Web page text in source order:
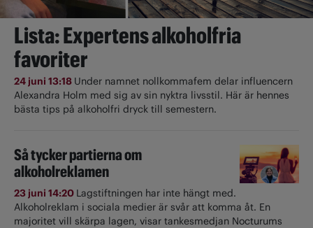
Lista: Expertens alkoholfria
favoriter
24 juni 13:18 Under namnet nollkommafem delar influencern
Alexandra Holm med sig av sin nyktra livsstil. Här är hennes
bästa tips på alkoholfri dryck till semestern.
Så tycker partierna om
alkoholreklamen
23 juni 14:20 Lagstiftningen har inte hängt med.
Alkoholreklam i sociala medier är svår att komma åt. En
majoritet vill skärpa lagen, visar tankesmedjan Nocturums